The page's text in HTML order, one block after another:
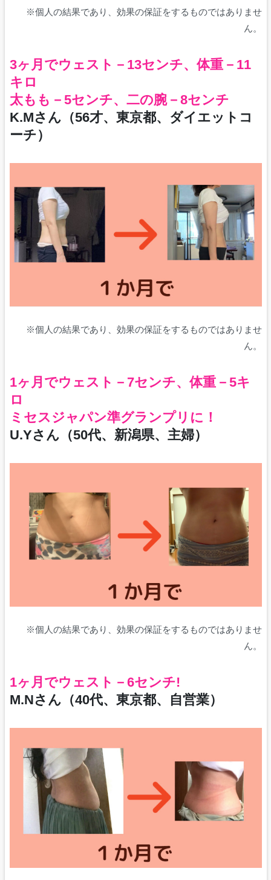
※個人の結果であり、効果の保証をするものではありませ
ん。
3ヶ月でウェスト－13センチ、体重－11
キロ
太もも－5センチ、二の腕－8センチ
K.Mさん（56才、東京都、ダイエットコ
ーチ）
※個人の結果であり、効果の保証をするものではありませ
ん。
1ヶ月でウェスト－7センチ、体重－5キ
ロ
ミセスジャパン準グランプリに！
U.Yさん（50代、新潟県、主婦）
※個人の結果であり、効果の保証をするものではありませ
ん。
1ヶ月でウェスト－6センチ!
M.Nさん（40代、東京都、自営業）